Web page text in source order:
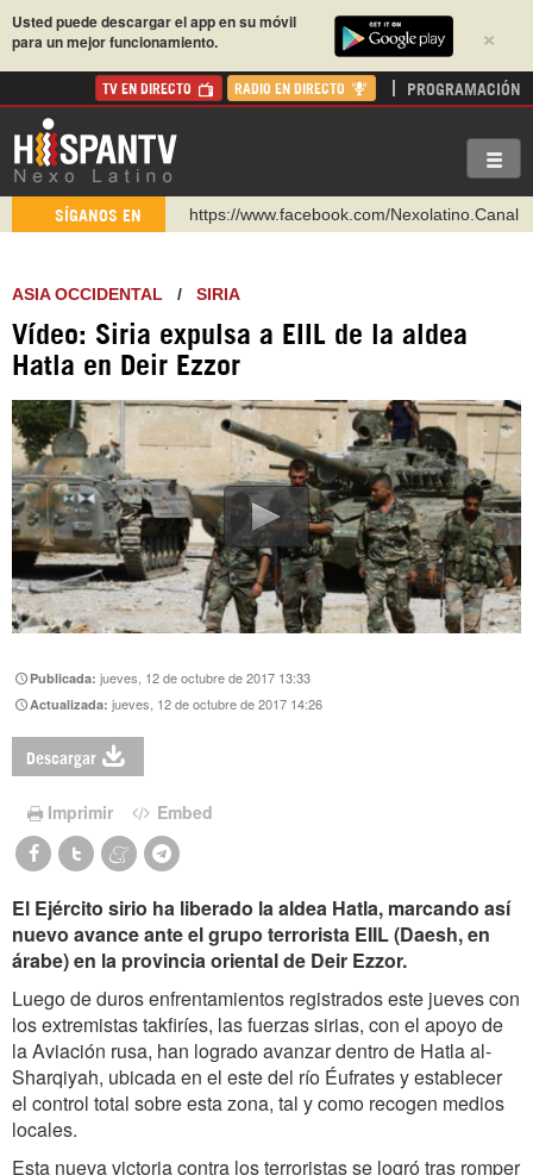
×
Usted puede descargar el app en su móvil
para un mejor funcionamiento.
TV EN DIRECTO RADIO EN DIRECTO PROGRAMACIÓN
SÍGANOS EN
https://www.facebook.com/Nexolatino.Canal
http://twitter.com/nexo_latino
https://t.me/hispantvcanal
https://urmedium.com/c/hispantv
Instagram como: hispan_tv
ASIA OCCIDENTAL / SIRIA
Vídeo: Siria expulsa a EIIL de la aldea
Hatla en Deir Ezzor
Publicada:jueves, 12 de octubre de 2017 13:33
Actualizada:jueves, 12 de octubre de 2017 14:26
Descargar
Imprimir Embed
El Ejército sirio ha liberado la aldea Hatla, marcando así
nuevo avance ante el grupo terrorista EIIL (Daesh, en
árabe) en la provincia oriental de Deir Ezzor.
Luego de duros enfrentamientos registrados este jueves con
los extremistas takfiríes, las fuerzas sirias, con el apoyo de
la Aviación rusa, han logrado avanzar dentro de Hatla al-
Sharqiyah, ubicada en el este del río Éufrates y establecer
el control total sobre esta zona, tal y como recogen medios
locales.
Esta nueva victoria contra los terroristas se logró tras romper